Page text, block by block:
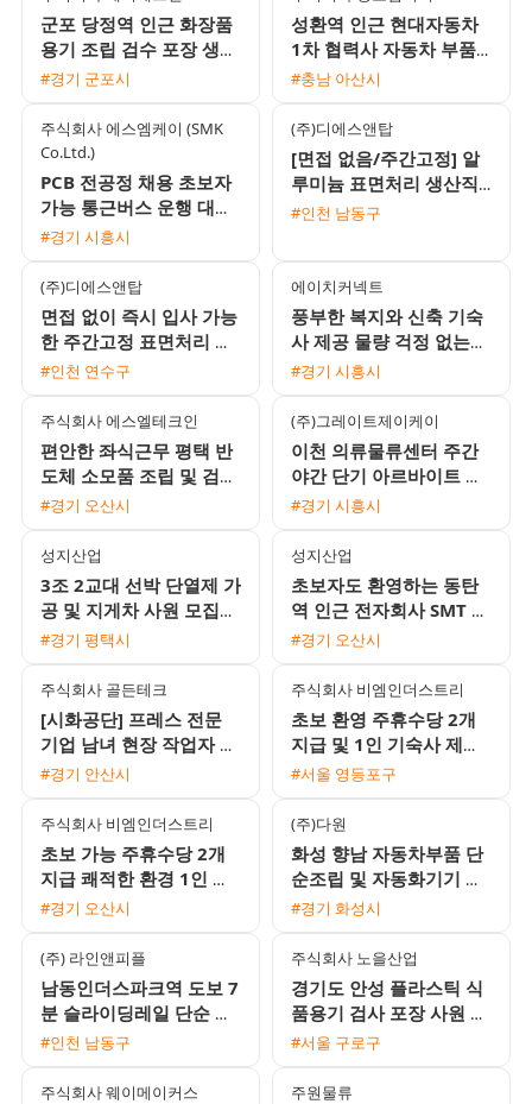
군포 당정역 인근 화장품
용기 조립 검수 포장 생산
사원 모집 F비자 가능 가
#경기 군포시
성환역 인근 현대자동차
1차 협력사 자동차 부품
육안검사 및 생산직 모집
#충남 아산시
주식회사 에스엠케이 (SMK
Co.Ltd.)
PCB 전공정 채용 초보자
가능 통근버스 운행 대기
업 1차 협력사
#경기 시흥시
(주)디에스앤탑
[면접 없음/주간고정] 알
루미늄 표면처리 생산직
모집 (시급 10520원 / 주
#인천 남동구
(주)디에스앤탑
면접 없이 즉시 입사 가능
한 주간고정 표면처리 생
산직 모집 (시급 10520원
#인천 연수구
에이치커넥트
풍부한 복지와 신축 기숙
사 제공 물량 걱정 없는
전자부품 생산직 모집
#경기 시흥시
주식회사 에스엘테크인
편안한 좌식근무 평택 반
도체 소모품 조립 및 검사
주간고정 채용 상여120%
#경기 오산시
(주)그레이트제이케이
이천 의류물류센터 주간
야간 단기 아르바이트 모
집
#경기 시흥시
성지산업
3조 2교대 선박 단열제 가
공 및 지게차 사원 모집
상여금과 유류비 지원 1
#경기 평택시
성지산업
초보자도 환영하는 동탄
역 인근 전자회사 SMT 조
립검사 및 오퍼레이터 채
#경기 오산시
주식회사 골든테크
[시화공단] 프레스 전문
기업 남녀 현장 작업자 모
집 (초보 가능)
#경기 안산시
주식회사 비엠인더스트리
초보 환영 주휴수당 2개
지급 및 1인 기숙사 제공
안성 음성대소 생산직 채
#서울 영등포구
주식회사 비엠인더스트리
초보 가능 주휴수당 2개
지급 쾌적한 환경 1인 기
숙사 제공 안성 및 음성대
#경기 오산시
(주)다원
화성 향남 자동차부품 단
순조립 및 자동화기기 조
작원 모집 주간고정 유류
#경기 화성시
(주) 라인앤피플
남동인더스파크역 도보 7
분 슬라이딩레일 단순 생
산직 남녀 모집 냉난방 완
#인천 남동구
주식회사 노을산업
경기도 안성 플라스틱 식
품용기 검사 포장 사원 모
집 초보 가능 1인실 기숙
#서울 구로구
주식회사 웨이메이커스 주원물류